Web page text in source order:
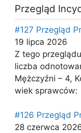
Przegląd
#127 Przegląd
19 lipca 2026
Z tego
liczba
Mężczyźni – 4,
wiek sprawców:
#126 Przegląd
28 czerwca